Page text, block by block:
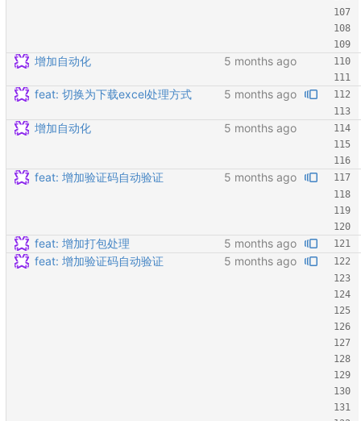
增加自动化
feat: 切换为下载excel处理方式
增加自动化
feat: 增加验证码自动验证
feat: 增加打包处理
feat: 增加验证码自动验证